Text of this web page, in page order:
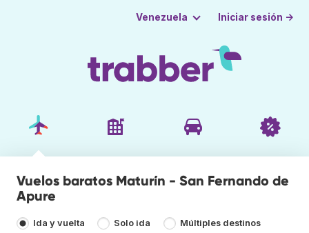
Venezuela Iniciar sesión →
Vuelos baratos Maturín - San Fernando de
Apure
Ida y vuelta Solo ida Múltiples destinos